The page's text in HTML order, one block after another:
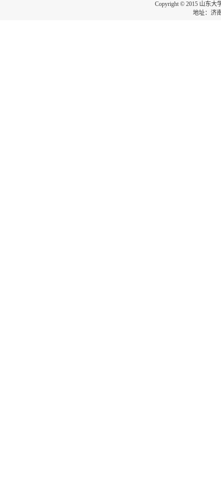
Copyright © 2015 山东大
地址：济